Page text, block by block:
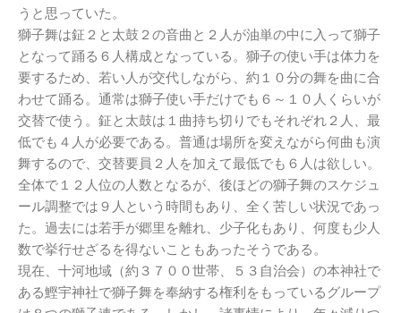
うと思っていた。
獅子舞は鉦２と太鼓２の音曲と２人が油単の中に入って獅子
となって踊る６人構成となっている。獅子の使い手は体力を
要するため、若い人が交代しながら、約１０分の舞を曲に合
わせて踊る。通常は獅子使い手だけでも６～１０人くらいが
交替で使う。鉦と太鼓は１曲持ち切りでもそれぞれ２人、最
低でも４人が必要である。普通は場所を変えながら何曲も演
舞するので、交替要員２人を加えて最低でも６人は欲しい。
全体で１２人位の人数となるが、後ほどの獅子舞のスケジュ
ール調整では９人という時間もあり、全く苦しい状況であっ
た。過去には若手が郷里を離れ、少子化もあり、何度も少人
数で挙行せざるを得ないこともあったそうである。
現在、十河地域（約３７００世帯、５３自治会）の本神社で
ある鰹宇神社で獅子舞を奉納する権利をもっているグループ